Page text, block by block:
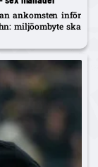
ankomsten inför
miljöombyte ska